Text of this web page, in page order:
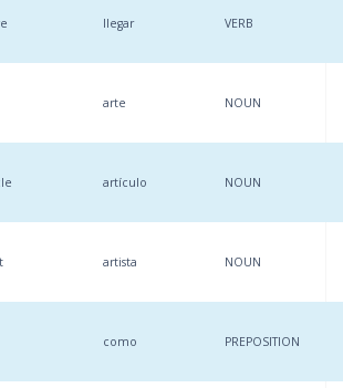
llegar VERB
arte NOUN
artículo NOUN
artista NOUN
como PREPOSITION